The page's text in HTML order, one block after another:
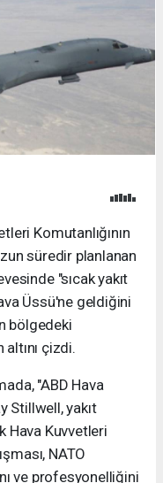
Komutanlığının
süredir planlanan
"sıcak yakıt
Üssü'ne geldiğini
bölgedeki
çizdi.
"ABD Hava
Stillwell, yakıt
Hava Kuvvetleri
NATO
ve profesyonelliğini